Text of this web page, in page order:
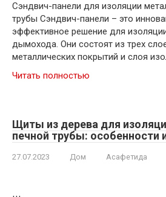
Сэндвич-панели для изоляции
трубы Сэндвич-панели – это
эффективное решение для
дымохода. Они состоят из трех
металлических покрытий и слоя
Читать полностью
Щиты из дерева для
печной трубы: особенности
27.07.2023 Дом Асафетида